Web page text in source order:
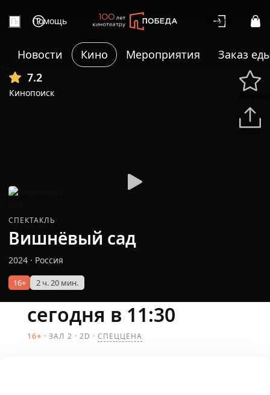
Помощь Войти
Новости Кино Мероприятия
Заказ
7.2
Кинопоиск
СПЕКТАКЛЬ
Вишнёвый сад
2024 · Россия
16+ 2 ч. 20 мин.
сегодня в 11:30
16+ ЗАЛ 2 2D СПЕЦЦЕНА